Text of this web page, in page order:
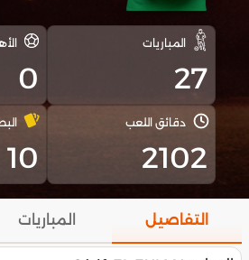
المباريات
27
0
دقائق اللعب
2102
10
التفاصيل المباريات